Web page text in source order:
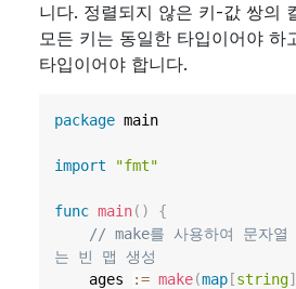
니다. 정렬되지 않은 키-값 쌍의
모든 키는 동일한 타입이어야 하
타입이어야 합니다.
package main
import "fmt"
func main( )
{
// make를 사용하여 문자
는 빈 맵 생성
	ages
:= make(map [string]